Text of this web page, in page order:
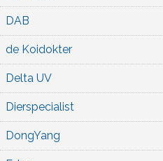
DAB
de Koidokter
Delta UV
Dierspecialist
DongYang